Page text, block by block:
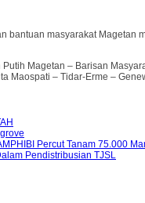
masyarakat
Magetan – Barisan
Maospati – Tidar-Erme –
Percut Tanam 75.000
Pendistribusian TJSL